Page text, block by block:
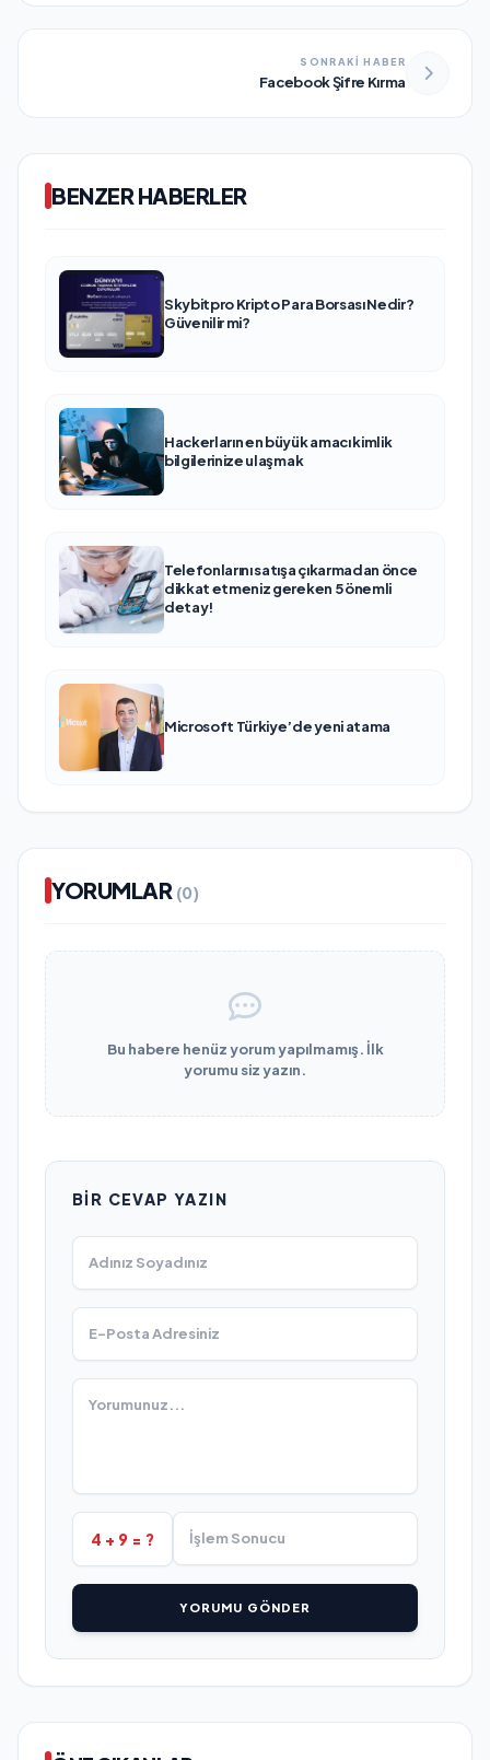
SONRAKİ HABER
Facebook Şifre Kırma
BENZER HABERLER
Skybitpro Kripto Para Borsası Nedir?
Güvenilir mi?
Hackerların en büyük amacı kimlik
bilgilerinize ulaşmak
Telefonlarını satışa çıkarmadan önce
dikkat etmeniz gereken 5 önemli
detay!
Microsoft Türkiye’de yeni atama
YORUMLAR (0)
Bu habere henüz yorum yapılmamış. İlk
yorumu siz yazın.
BIR CEVAP YAZIN
4 + 9 = ?
YORUMU GÖNDER